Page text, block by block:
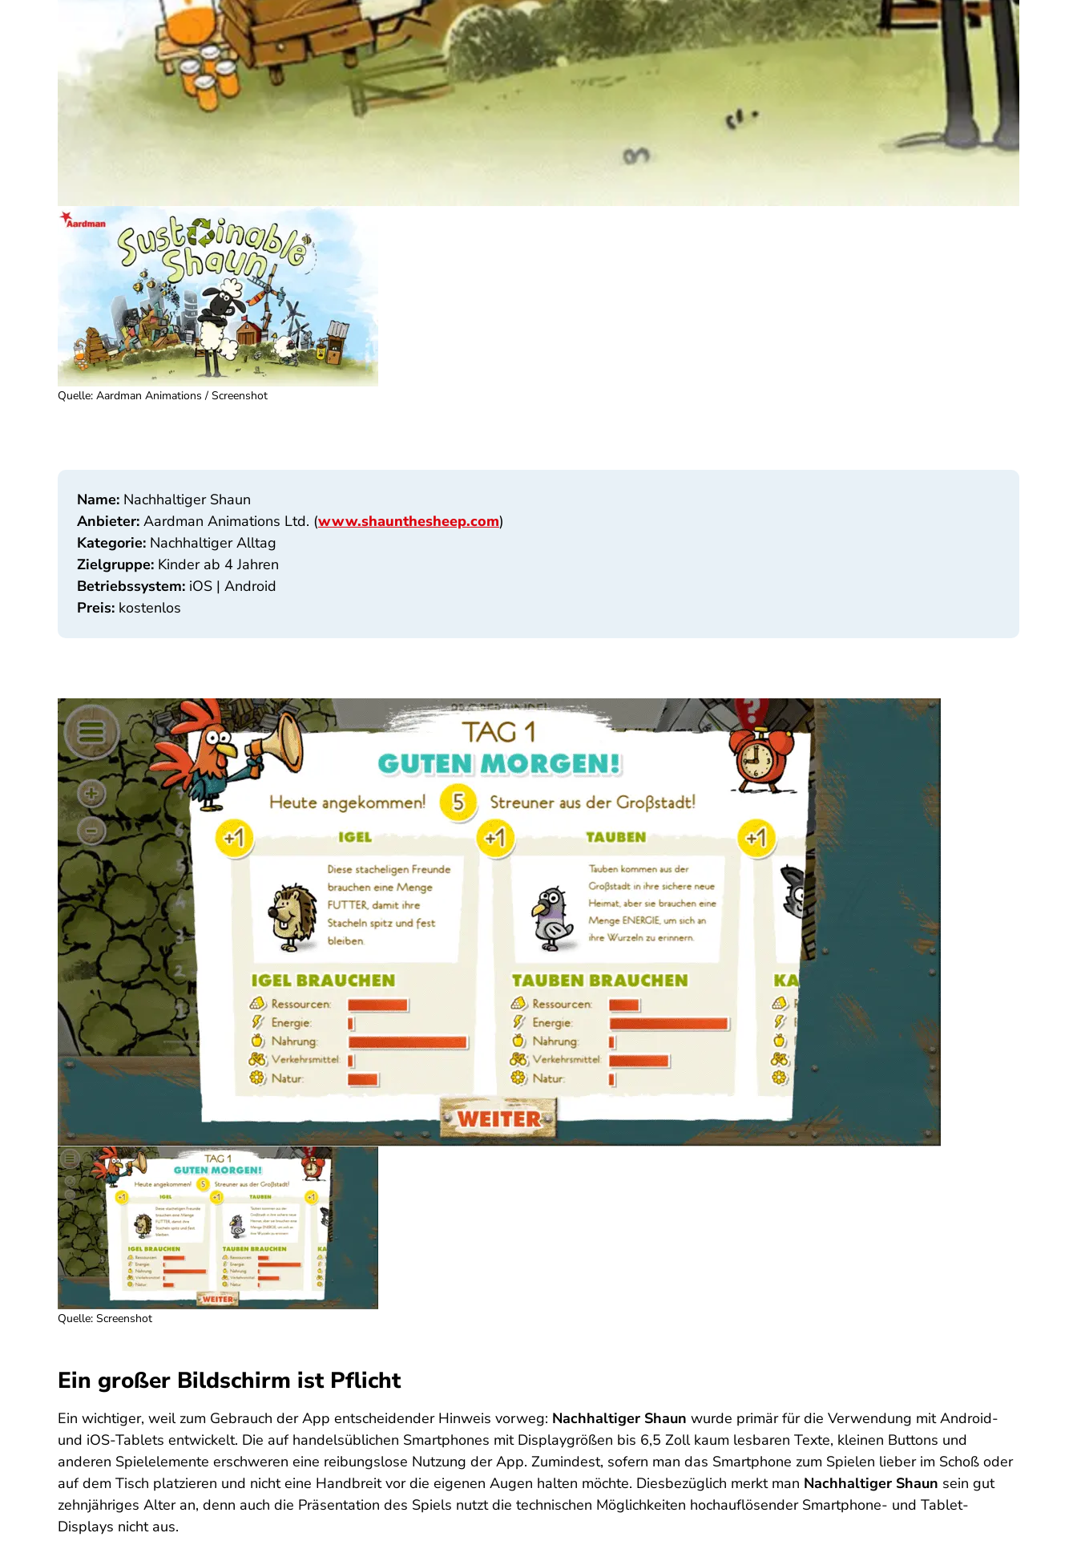
Quelle: Aardman Animations / Screenshot
Name: Nachhaltiger Shaun
Anbieter: Aardman Animations Ltd. (www.shaunthesheep.com)
Kategorie: Nachhaltiger Alltag
Zielgruppe: Kinder ab 4 Jahren
Betriebssystem: iOS | Android
Preis: kostenlos
Quelle: Screenshot
Ein großer Bildschirm ist Pflicht
Ein wichtiger, weil zum Gebrauch der App entscheidender Hinweis vorweg: Nachhaltiger Shaun wurde primär für die Verwendung mit Android-
und iOS-Tablets entwickelt. Die auf handelsüblichen Smartphones mit Displaygrößen bis 6,5 Zoll kaum lesbaren Texte, kleinen Buttons und
anderen Spielelemente erschweren eine reibungslose Nutzung der App. Zumindest, sofern man das Smartphone zum Spielen lieber im Schoß oder
auf dem Tisch platzieren und nicht eine Handbreit vor die eigenen Augen halten möchte. Diesbezüglich merkt man Nachhaltiger Shaun sein gut
zehnjähriges Alter an, denn auch die Präsentation des Spiels nutzt die technischen Möglichkeiten hochauflösender Smartphone- und Tablet-
Displays nicht aus.